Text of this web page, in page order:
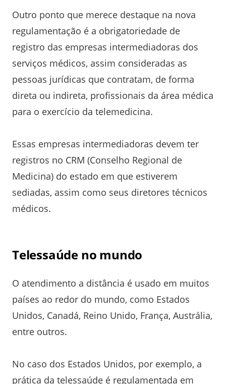
Outro ponto que merece destaque na nova
regulamentação é a obrigatoriedade de
registro das empresas intermediadoras dos
serviços médicos, assim consideradas as
pessoas jurídicas que contratam, de forma
direta ou indireta, profissionais da área médica
para o exercício da telemedicina.
Essas empresas intermediadoras devem ter
registros no CRM (Conselho Regional de
Medicina) do estado em que estiverem
sediadas, assim como seus diretores técnicos
médicos.
Telessaúde no mundo
O atendimento a distância é usado em muitos
países ao redor do mundo, como Estados
Unidos, Canadá, Reino Unido, França, Austrália,
entre outros.
No caso dos Estados Unidos, por exemplo, a
prática da telessaúde é regulamentada em